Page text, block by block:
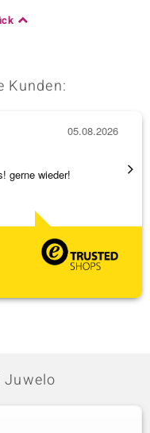
Kunden:
gerne wieder!
05.08.2026
Juwelo